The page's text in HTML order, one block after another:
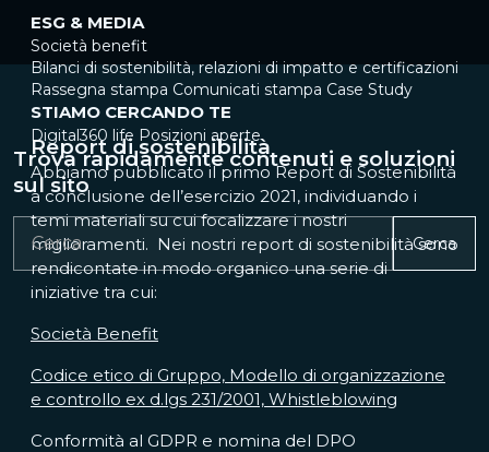
ESG & MEDIA
Società benefit
Bilanci di sostenibilità, relazioni di impatto e certificazioni
Rassegna stampa Comunicati stampa Case Study
STIAMO CERCANDO TE
Digital360 life Posizioni aperte
Trova rapidamente contenuti e soluzioni
sul sito
Cerca
Report di sostenibilità
Abbiamo pubblicato il primo Report di Sostenibilità
a conclusione dell’esercizio 2021, individuando i
temi materiali su cui focalizzare i nostri
miglioramenti. Nei nostri report di sostenibilità sono
rendicontate in modo organico una serie di
iniziative tra cui:
Società Benefit
Codice etico di Gruppo, Modello di organizzazione
e controllo ex d.lgs 231/2001, Whistleblowing
Conformità al GDPR e nomina del DPO